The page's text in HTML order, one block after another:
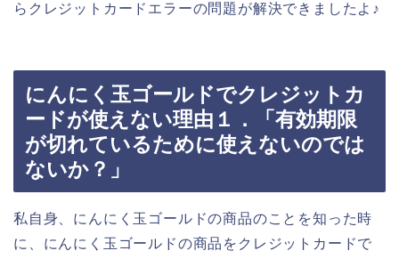
らクレジットカードエラーの問題が解決できましたよ♪
にんにく玉ゴールドでクレジットカ
ードが使えない理由１．「有効期限
が切れているために使えないのでは
ないか？」
私自身、にんにく玉ゴールドの商品のことを知った時
に、にんにく玉ゴールドの商品をクレジットカードで